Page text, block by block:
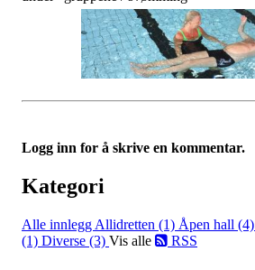
Logg inn for å skrive en kommentar.
Kategori
Alle innlegg Allidretten (1) Åpen hall (4)
(1) Diverse (3) Vis alle RSS